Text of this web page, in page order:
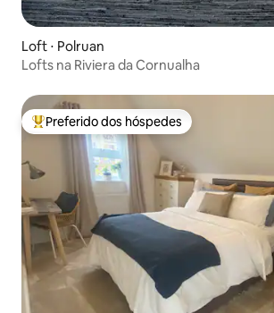
Loft ⋅ Polruan
Lofts na Riviera da Cornualha
Entre os melhores preferidos dos hóspedes
Preferido dos hóspedes